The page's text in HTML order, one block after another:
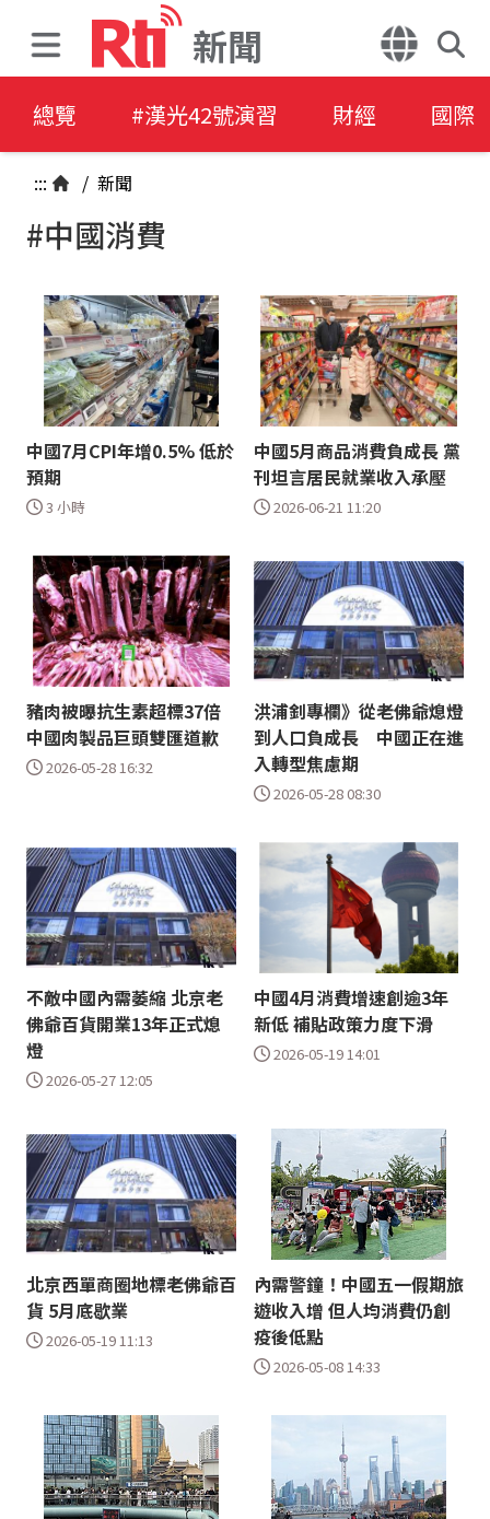
新聞
總覽 #漢光42號演習 財經 國際
::: / 新聞
#中國消費
中國7月CPI年增0.5% 低於
預期
3 小時
中國5月商品消費負成長 黨
刊坦言居民就業收入承壓
2026-06-21 11:20
豬肉被曝抗生素超標37倍
中國肉製品巨頭雙匯道歉
2026-05-28 16:32
洪浦釗專欄》從老佛爺熄燈
到人口負成長 中國正在進
入轉型焦慮期
2026-05-28 08:30
不敵中國內需萎縮 北京老
佛爺百貨開業13年正式熄
燈
2026-05-27 12:05
中國4月消費增速創逾3年
新低 補貼政策力度下滑
2026-05-19 14:01
北京西單商圈地標老佛爺百
貨 5月底歇業
2026-05-19 11:13
內需警鐘！中國五一假期旅
遊收入增 但人均消費仍創
疫後低點
2026-05-08 14:33